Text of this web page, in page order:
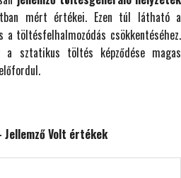
mért értékei. Ezen túl látható a
a töltésfelhalmozódás csökkentéséhez.
a sztatikus töltés képződése magas
Volt értékek